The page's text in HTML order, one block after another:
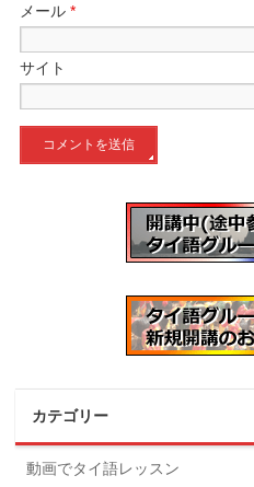
メール*
サイト
カテゴリー
動画でタイ語レッスン